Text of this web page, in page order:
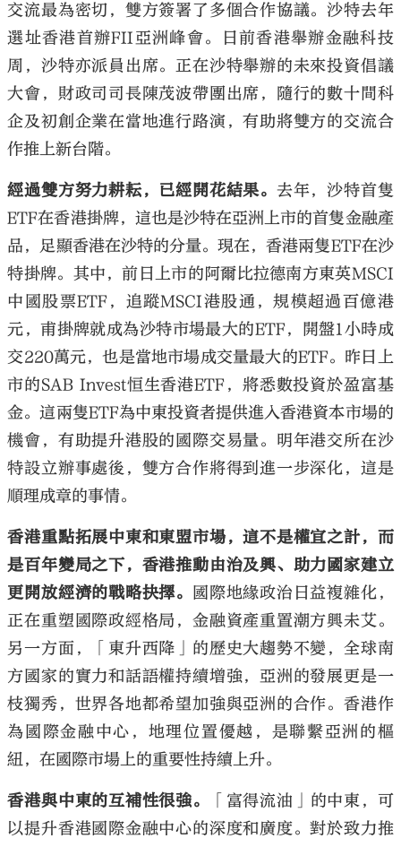
交流最為密切，雙方簽署了多個合作協議。沙特去年
選址香港首辦FII亞洲峰會。日前香港舉辦金融科技
周，沙特亦派員出席。正在沙特舉辦的未來投資倡議
大會，財政司司長陳茂波帶團出席，隨行的數十間科
企及初創企業在當地進行路演，有助將雙方的交流合
作推上新台階。
經過雙方努力耕耘，已經開花結果。 去年，沙特首隻
ETF在香港掛牌，這也是沙特在亞洲上市的首隻金融產
品，足顯香港在沙特的分量。現在，香港兩隻ETF在沙
特掛牌。其中，前日上市的阿爾比拉德南方東英MSCI
中國股票ETF，追蹤MSCI港股通，規模超過百億港
元，甫掛牌就成為沙特市場最大的ETF，開盤1小時成
交220萬元，也是當地市場成交量最大的ETF。昨日上
市的SAB Invest恒生香港ETF，將悉數投資於盈富基
金。這兩隻ETF為中東投資者提供進入香港資本市場的
機會，有助提升港股的國際交易量。明年港交所在沙
特設立辦事處後，雙方合作將得到進一步深化，這是
順理成章的事情。
香港重點拓展中東和東盟市場，這不是權宜之計，而
是百年變局之下，香港推動由治及興、助力國家建立
更開放經濟的戰略抉擇。
國際地緣政治日益複雜化，
正在重塑國際政經格局，金融資產重置潮方興未艾。
另一方面，「東升西降」的歷史大趨勢不變，全球南
方國家的實力和話語權持續增強，亞洲的發展更是一
枝獨秀，世界各地都希望加強與亞洲的合作。香港作
為國際金融中心，地理位置優越，是聯繫亞洲的樞
紐，在國際市場上的重要性持續上升。
香港與中東的互補性很強。
「富得流油」的中東，可
以提升香港國際金融中心的深度和廣度。對於致力推